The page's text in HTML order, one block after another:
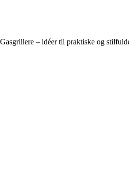
Gasgrillere – idéer til praktiske og